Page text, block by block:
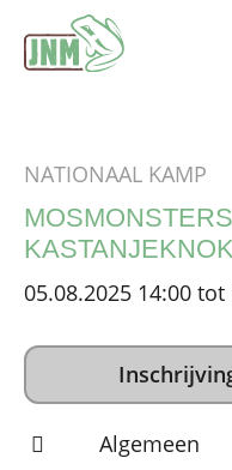
NATIONAAL KAMP
05.08.2025 14:00
Algemeen